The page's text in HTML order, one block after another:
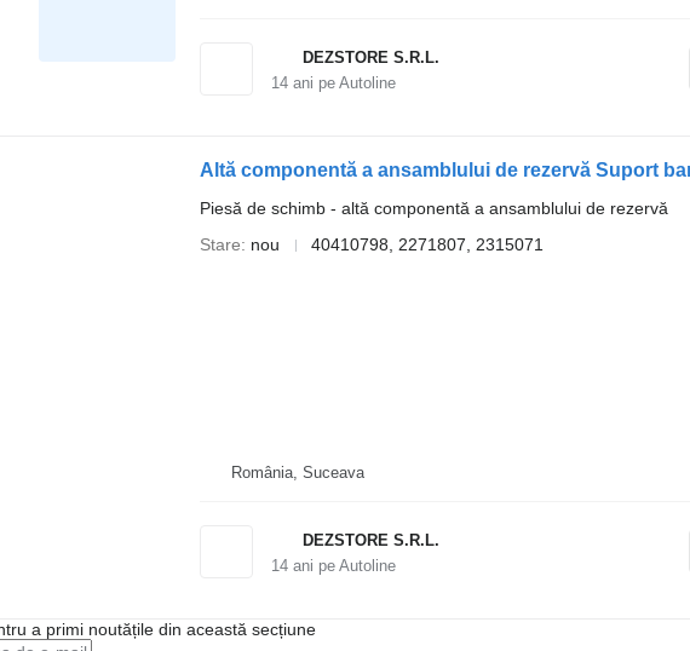
DEZSTORE S.R.L.
14ani pe Autoline
Piesă de schimb - altă componentă a ansamblului de rezervă
Stare
nou 40410798, 2271807, 2315071
România, Suceava
DEZSTORE S.R.L.
14ani pe Autoline
a primi noutățile din această secțiune